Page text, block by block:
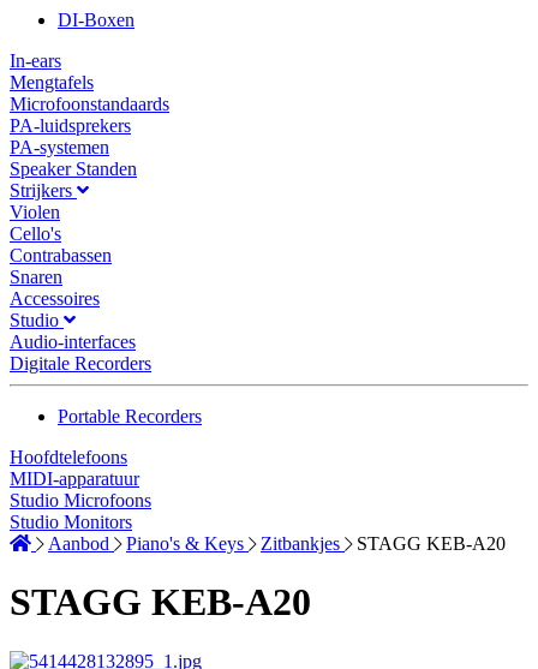
DI-Boxen
In-ears
Mengtafels
Microfoonstandaards
PA-luidsprekers
PA-systemen
Speaker Standen
Strijkers
Violen
Cello's
Contrabassen
Snaren
Accessoires
Studio
Audio-interfaces
Digitale Recorders
Portable Recorders
Hoofdtelefoons
MIDI-apparatuur
Studio Microfoons
Studio Monitors
Aanbod
Piano's & Keys Zitbankjes STAGG KEB-A20
STAGG KEB-A20